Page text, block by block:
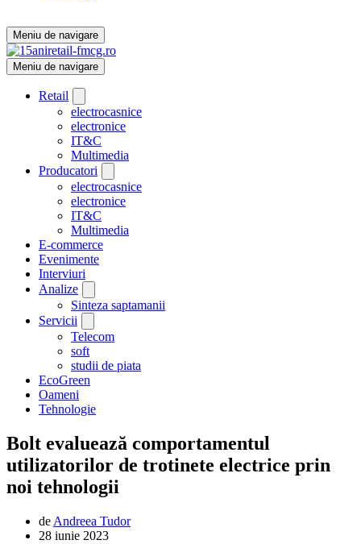
Meniu de navigare
Meniu de navigare
Retail
electrocasnice
electronice
IT&C
Multimedia
Producatori
electrocasnice
electronice
IT&C
Multimedia
E-commerce
Evenimente
Interviuri
Analize
Sinteza saptamanii
Servicii
Telecom
soft
studii de piata
EcoGreen
Oameni
Tehnologie
Bolt evaluează comportamentul
utilizatorilor de trotinete electrice prin
noi tehnologii
de Andreea Tudor
28 iunie 2023